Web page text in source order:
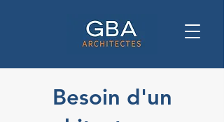
Besoin d'un